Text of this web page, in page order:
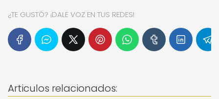
¿TE GUSTÓ? ¡DALE VOZ EN TUS REDES!
Articulos relacionados: